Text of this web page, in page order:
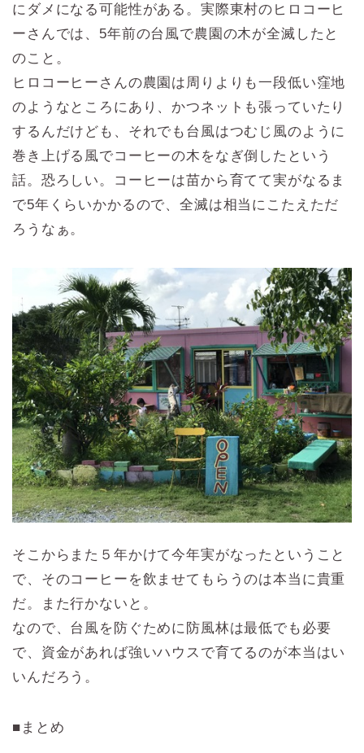
にダメになる可能性がある。実際東村のヒロコーヒ
ーさんでは、5年前の台風で農園の木が全滅したと
のこと。
ヒロコーヒーさんの農園は周りよりも一段低い窪地
のようなところにあり、かつネットも張っていたり
するんだけども、それでも台風はつむじ風のように
巻き上げる風でコーヒーの木をなぎ倒したという
話。恐ろしい。コーヒーは苗から育てて実がなるま
で5年くらいかかるので、全滅は相当にこたえただ
ろうなぁ。
そこからまた５年かけて今年実がなったということ
で、そのコーヒーを飲ませてもらうのは本当に貴重
だ。また行かないと。
なので、台風を防ぐために防風林は最低でも必要
で、資金があれば強いハウスで育てるのが本当はい
いんだろう。
■まとめ